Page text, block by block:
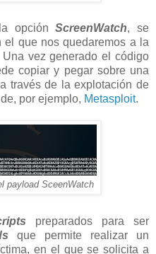
opciónScreenWatch, se
que nos quedaremos a la
Una vez generado el código
copiar y pegar sobre una
través de la explotación de
por ejemplo, Metasploit.
payload SceenWatch
preparados para ser
que permite realizar un
en el que se solicita a